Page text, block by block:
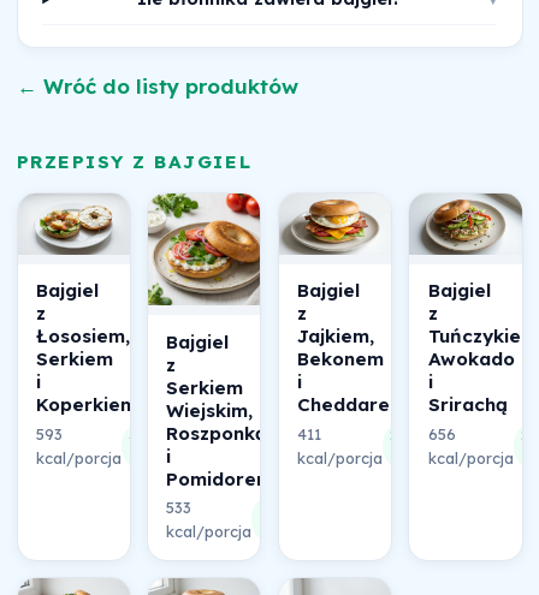
← Wróć do listy produktów
PRZEPISY Z BAJGIEL
Bajgiel
z
Łososiem,
Serkiem
i
Koperkiem
593
kcal/porcja
30%
składu
Bajgiel
z
Serkiem
Wiejskim,
Roszponką
i
Pomidorem
533
kcal/porcja
Bajgiel
z
Jajkiem,
Bekonem
i
Cheddarem
411
kcal/porcja
26%
składu
Bajgiel
z
Awokado
i
Srirachą
656
kcal/porcja